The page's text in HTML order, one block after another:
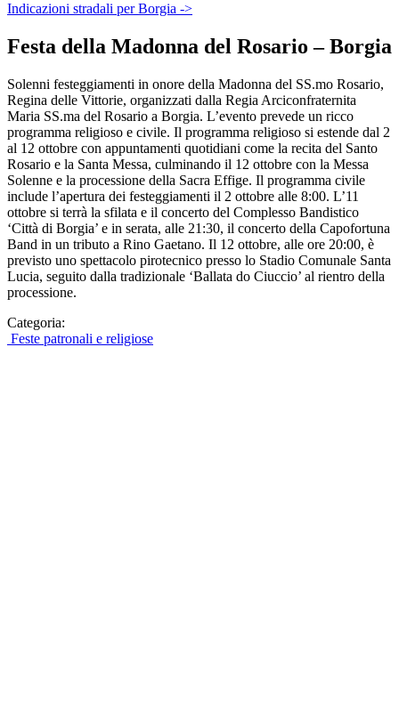
Indicazioni stradali per Borgia ->
Festa della Madonna del Rosario – Borgia
Solenni festeggiamenti in onore della Madonna del SS.mo Rosario,
Regina delle Vittorie, organizzati dalla Regia Arciconfraternita
Maria SS.ma del Rosario a Borgia. L’evento prevede un ricco
programma religioso e civile. Il programma religioso si estende dal 2
al 12 ottobre con appuntamenti quotidiani come la recita del Santo
Rosario e la Santa Messa, culminando il 12 ottobre con la Messa
Solenne e la processione della Sacra Effige. Il programma civile
include l’apertura dei festeggiamenti il 2 ottobre alle 8:00. L’11
ottobre si terrà la sfilata e il concerto del Complesso Bandistico
‘Città di Borgia’ e in serata, alle 21:30, il concerto della Capofortuna
Band in un tributo a Rino Gaetano. Il 12 ottobre, alle ore 20:00, è
previsto uno spettacolo pirotecnico presso lo Stadio Comunale Santa
Lucia, seguito dalla tradizionale ‘Ballata do Ciuccio’ al rientro della
processione.
Categoria:
Feste patronali e religiose